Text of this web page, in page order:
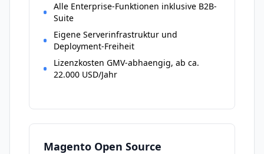
Alle Enterprise-Funktionen inklusive B2B-
Suite
Eigene Serverinfrastruktur und
Deployment-Freiheit
Lizenzkosten GMV-abhaengig, ab ca.
22.000 USD/Jahr
Magento Open Source